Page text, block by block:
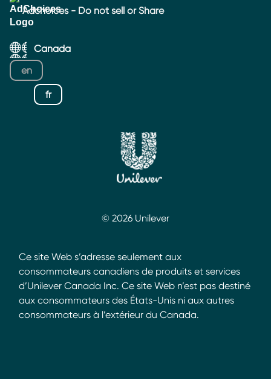
Adchoices - Do not sell or Share
Canada
en
fr
© 2026 Unilever
Ce site Web s’adresse seulement aux
consommateurs canadiens de produits et services
d’Unilever Canada Inc. Ce site Web n’est pas destiné
aux consommateurs des États-Unis ni aux autres
consommateurs à l’extérieur du Canada.